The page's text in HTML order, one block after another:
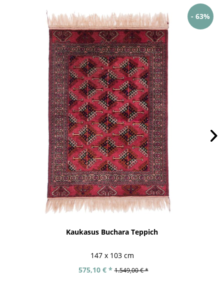
- 63%
Kaukasus Buchara Teppich
147 x 103 cm
575,10 € * 1.549,00 € *